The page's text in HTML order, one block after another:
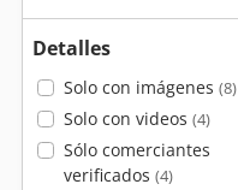
Detalles
Solo con imágenes (8)
Solo con videos (4)
Sólo comerciantes
verificados (4)